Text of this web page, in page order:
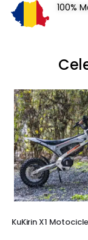
100%
KuKirin X1